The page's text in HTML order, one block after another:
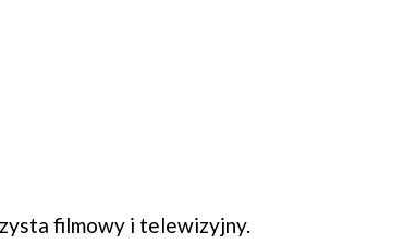
filmowy i telewizyjny.